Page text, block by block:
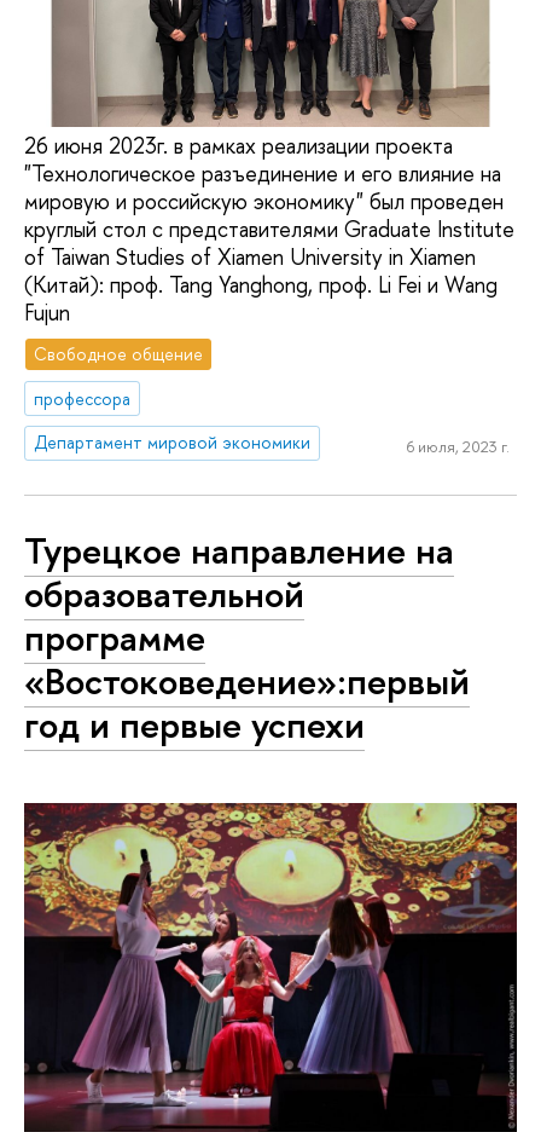
26 июня 2023г. в рамках реализации проекта
"Технологическое разъединение и его влияние на
мировую и российскую экономику" был проведен
круглый стол с представителями Graduate Institute
of Taiwan Studies of Xiamen University in Xiamen
(Китай): проф. Tang Yanghong, проф. Li Fei и Wang
Fujun
Свободное общение
профессора
Департамент мировой экономики
6 июля, 2023 г.
Турецкое направление на
образовательной
программе
«Востоковедение»:первый
год и первые успехи